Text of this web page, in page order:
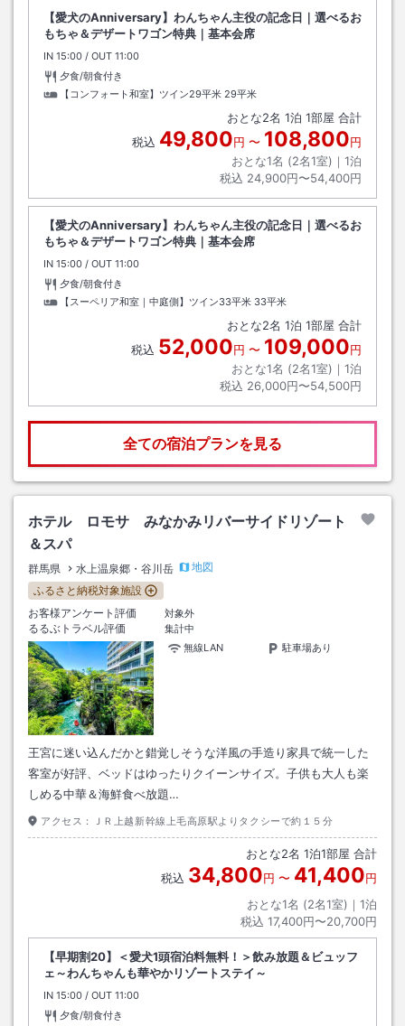
【愛犬のAnniversary】わんちゃん主役の記念日｜選べるお
もちゃ＆デザートワゴン特典｜基本会席
IN チェックイン
15:00 / OUT チェックアウト
11:00
夕食/朝食付き
【コンフォート和室】ツイン29平米 29平米
おとな2名 1泊 1部屋 合計
税込 49,800円 〜 108,800円
おとな1名 (2名1室)｜ 1泊
税込 24,900円〜54,400円
【愛犬のAnniversary】わんちゃん主役の記念日｜選べるお
もちゃ＆デザートワゴン特典｜基本会席
IN チェックイン
15:00 / OUT チェックアウト
11:00
夕食/朝食付き
【スーペリア和室｜中庭側】ツイン33平米 33平米
おとな2名 1泊 1部屋 合計
税込 52,000円 〜 109,000円
おとな1名 (2名1室)｜ 1泊
税込 26,000円〜54,500円
全ての宿泊プランを見る
ホテル ロモサ みなかみリバーサイドリゾート
＆スパ
群馬県 水上温泉郷・谷川岳
地図
ふるさと納税対象施設
お客様アンケート評価
対象外
るるぶトラベル評価
集計中
無線LAN
駐車場あり
王宮に迷い込んだかと錯覚しそうな洋風の手造り家具で統一した
客室が好評、ベッドはゆったりクイーンサイズ。子供も大人も楽
しめる中華＆海鮮食べ放題…
アクセス： ＪＲ上越新幹線上毛高原駅よりタクシーで約１５分
おとな2名 1泊1部屋 合計
税込 34,800円 〜 41,400円
おとな1名 (2名1室)｜ 1泊
税込 17,400円〜20,700円
【早期割20】＜愛犬1頭宿泊料無料！＞飲み放題＆ビュッフ
ェ～わんちゃんも華やかリゾートステイ～
IN チェックイン
15:00 / OUT チェックアウト
11:00
夕食/朝食付き